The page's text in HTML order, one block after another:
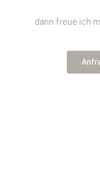
dann freue ich